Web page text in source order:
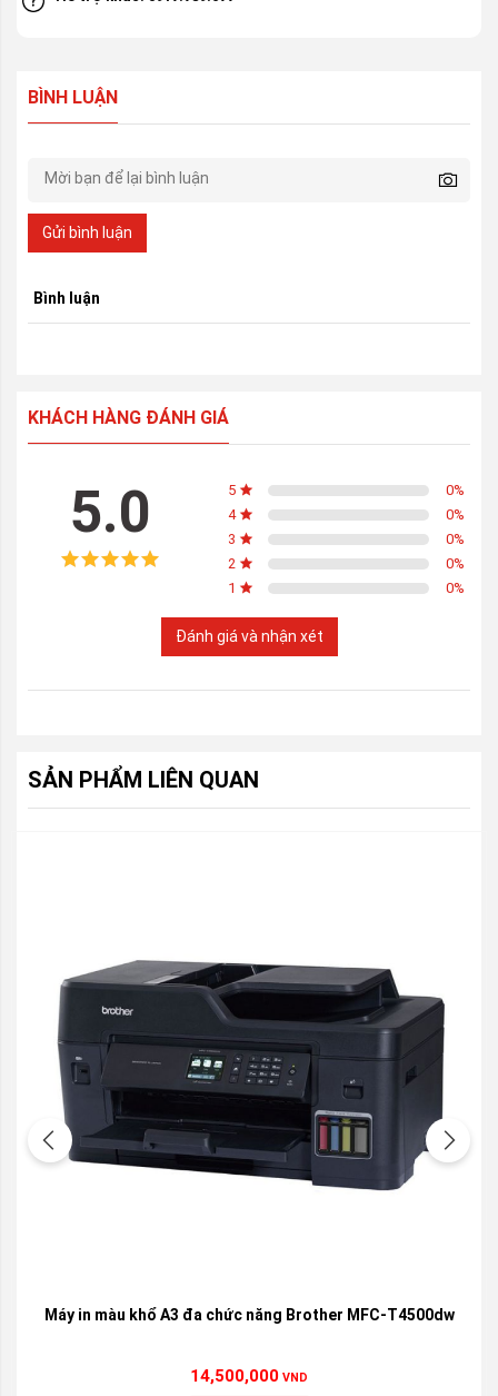
BÌNH LUẬN
Gửi bình luận
Bình luận
KHÁCH HÀNG ĐÁNH GIÁ
5.0 5 0%
4
0%
3
0%
2
0%
1
0%
Đánh giá và nhận xét
SẢN PHẨM LIÊN QUAN
Máy in màu khổ A3 đa chức năng Brother MFC-T4500dw
14,500,000 VND